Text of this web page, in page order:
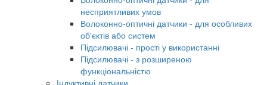
несприятливих умов
Волоконно-оптичні датчики - для особливих
об'єктів або систем
Підсилювачі - прості у використанні
Підсилювачі - з розширеною
функціональністю
Індуктивні датчики